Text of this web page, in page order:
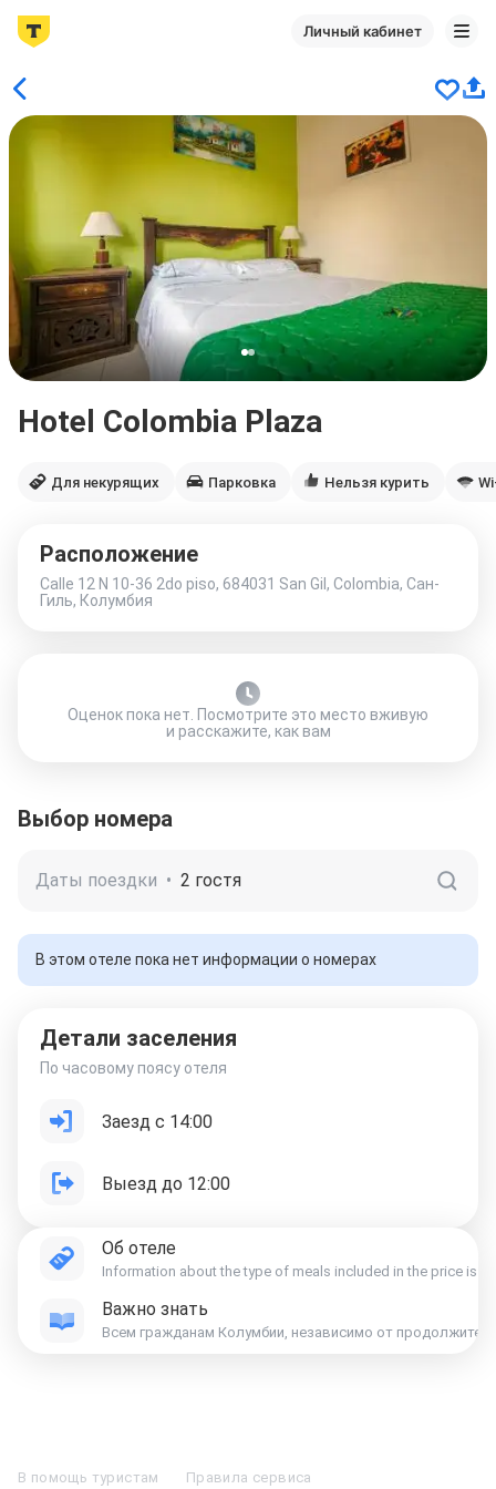
Личный кабинет
Hotel Colombia Plaza
Для некурящих Парковка Нельзя курить
Расположение
Calle 12 N 10-36 2do piso, 684031 San Gil, Colombia, Сан-
Гиль, Колумбия
Оценок пока нет. Посмотрите это место вживую
и расскажите, как вам
Выбор номера
Даты поездки • 2 гостя
В этом отеле пока нет информации о номерах
Детали заселения
По часовому поясу отеля
Заезд с 14:00
Выезд до 12:00
Об отеле
Information about the type of meals included in the price is
Важно знать
Отели в КазаниОтели в Нижнем Новгороде
В помощь туристам Правила сервиса